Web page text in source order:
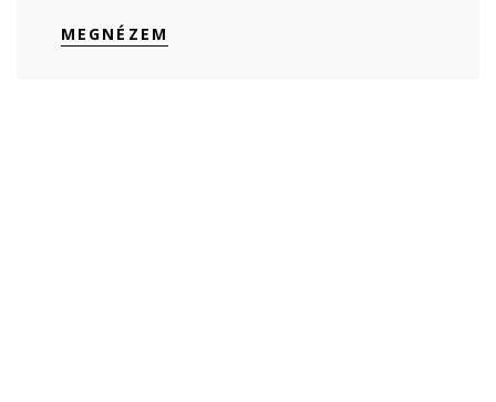
MEGNÉZEM